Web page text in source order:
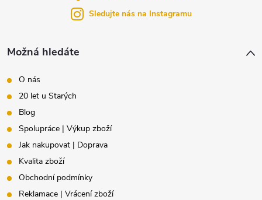
Možná hledáte
O nás
20 let u Starých
Blog
Spolupráce | Výkup zboží
Jak nakupovat | Doprava
Kvalita zboží
Obchodní podmínky
Reklamace | Vrácení zboží
Sledujte nás na Instagramu